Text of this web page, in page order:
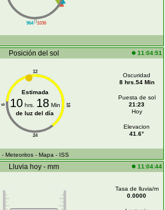
||
964 1036
Posición del sol 11:04:51
12
24
6 18
Estimada
10hrs. 18Min
de luz del día
Oscuridad
8 hrs.54 Min
Puesta de sol
21:23
Hoy
Elevacion
41.6°
- Meteoritos - Mapa - ISS
Lluvia hoy - mm 11:04:44
Tasa de lluvia/m
0.0000